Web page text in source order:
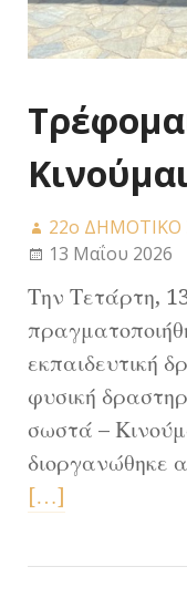
22ο ΔΗΜΟΤΙΚΟ
13 Μαΐου 2026
Την Τετάρτη,
εκπαιδευτική
φυσική
σωστά –
διοργανώθηκε
[…]